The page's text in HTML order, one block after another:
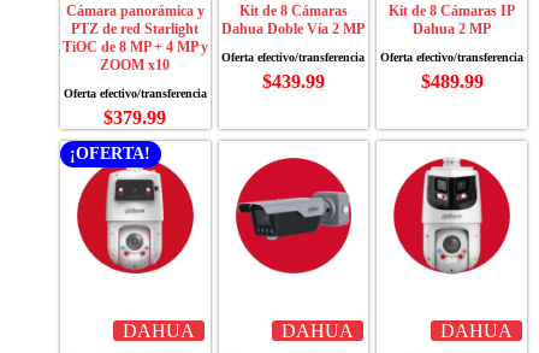
Cámara panorámica y
PTZ de red Starlight
TiOC de 8 MP + 4 MP y
ZOOM x10
$379.99
Kit de 8 Cámaras
Dahua Doble Vía 2 MP
$439.99
Kit de 8 Cámaras IP
Dahua 2 MP
$489.99
¡OFERTA!
DAHUA DAHUA DAHUA